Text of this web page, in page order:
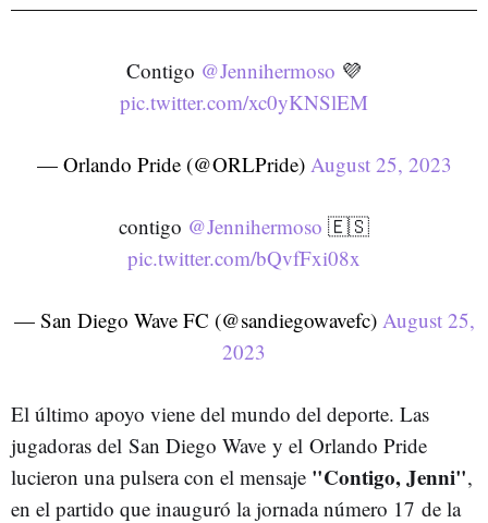
Contigo @Jennihermoso 💜
pic.twitter.com/xc0yKNSlEM
— Orlando Pride (@ORLPride) August 25, 2023
contigo @Jennihermoso 🇪🇸
pic.twitter.com/bQvfFxi08x
— San Diego Wave FC (@sandiegowavefc) August 25,
2023
El último apoyo viene del mundo del deporte. Las
jugadoras del San Diego Wave y el Orlando Pride
lucieron una pulsera con el mensaje "Contigo, Jenni",
en el partido que inauguró la jornada número 17 de la